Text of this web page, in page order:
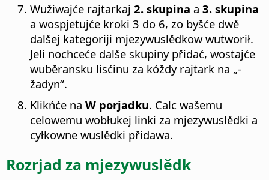
Wužiwajće rajtarkaj 2. skupina a 3. skupina
a wospjetujće kroki 3 do 6, zo byšće dwě
dalšej kategoriji mjezywuslědkow wutworił.
Jeli nochceće dalše skupiny přidać, wostajće
wuběransku lisćinu za kóždy rajtark na „-
žadyn“.
Klikńće na W porjadku. Calc wašemu
celowemu wobłukej linki za mjezywuslědki a
cyłkowne wuslědki přidawa.
Rozrjad za mjezywuslědk